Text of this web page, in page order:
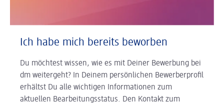
Ich habe mich bereits beworben
Du möchtest wissen, wie es mit Deiner Bewerbung bei
dm weitergeht? In Deinem persönlichen Bewerberprofil
erhältst Du alle wichtigen Informationen zum
aktuellen Bearbeitungsstatus. Den Kontakt zum